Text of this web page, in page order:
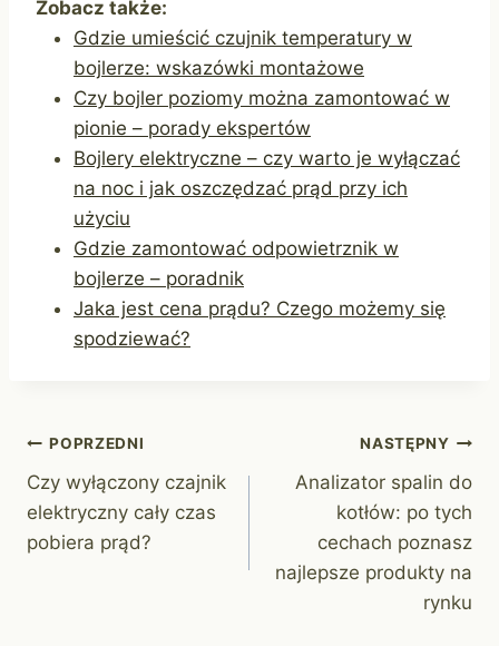
Zobacz także:
Gdzie umieścić czujnik temperatury w
bojlerze: wskazówki montażowe
Czy bojler poziomy można zamontować w
pionie – porady ekspertów
Bojlery elektryczne – czy warto je wyłączać
na noc i jak oszczędzać prąd przy ich
użyciu
Gdzie zamontować odpowietrznik w
bojlerze – poradnik
Jaka jest cena prądu? Czego możemy się
spodziewać?
Nawigacja
wpisu
POPRZEDNI
Czy wyłączony czajnik
elektryczny cały czas
pobiera prąd?
NASTĘPNY
Analizator spalin do
kotłów: po tych
cechach poznasz
najlepsze produkty na
rynku